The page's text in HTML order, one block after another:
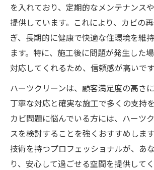
を入れており、定期的なメンテナンス
提供しています。これにより、カビの
ぎ、長期的に健康で快適な住環境を維
ます。特に、施工後に問題が発生した
対応してくれるため、信頼感が高いです
ハーツクリーンは、顧客満足度の高さに
丁寧な対応と確実な施工で多くの支持
カビ問題に悩んでいる方には、ハーツ
スを検討することを強くおすすめしま
技術を持つプロフェッショナルが、あ
り、安心して過ごせる空間を提供して